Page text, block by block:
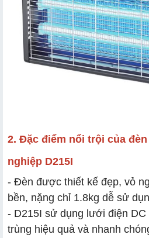
2. Đặc điểm nổi trội của
nghiệp D215I
- Đèn được thiết kế đẹp, vỏ
bền, nặng chỉ 1.8kg dễ sử
- D215I sử dụng lưới điện DC
trùng hiệu quả và nhanh